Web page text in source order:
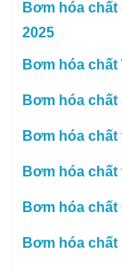
Bơm hóa
2025
Bơm hóa
Bơm hóa
Bơm hóa
Bơm hóa
Bơm hóa
Bơm hóa chất